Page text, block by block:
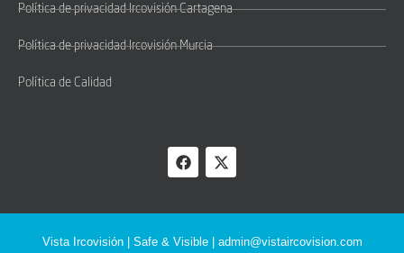
Política de privacidad Ircovisión Cartagena
Política de privacidad Ircovisión Murcia
Política de Calidad
Vista Ircovisión | Safe & Visible | admin@vistaircovision.com